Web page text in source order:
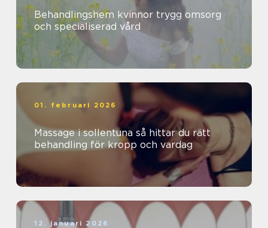
Behandlingshem kvinnor trygg omsorg
och specialiserad vård
01. februari 2026
Massage i sollentuna så hittar du rätt
behandling för kropp och vardag
12. januari 2026